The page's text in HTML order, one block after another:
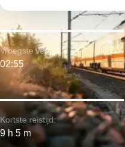
Kortste reistijd:
9 h 5 m
Vroegste vertrek:
02:55